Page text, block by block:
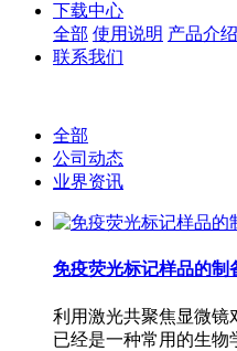
下载中心
全部 使用说明 产品介绍
联系我们
全部
公司动态
业界资讯
免疫荧光标记样品的制
利用激光共聚焦显微镜
已经是一种常用的生物